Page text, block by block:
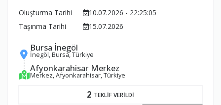
Oluşturma Tarihi
10.07.2026 - 22:25:05
Taşınma Tarihi
15.07.2026
Bursa İnegöl
İnegöl, Bursa, Türkiye
Afyonkarahisar Merkez
Merkez, Afyonkarahisar, Türkiye
2 TEKLİF VERİLDİ